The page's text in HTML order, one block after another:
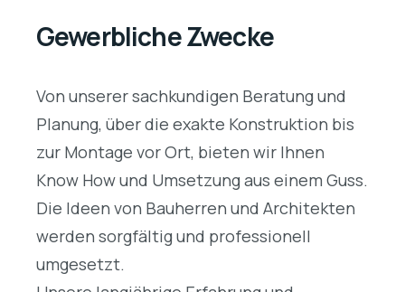
Gewerbliche Zwecke
Von unserer sachkundigen Beratung und
Planung, über die exakte Konstruktion bis
zur Montage vor Ort, bieten wir Ihnen
Know How und Umsetzung aus einem Guss.
Die Ideen von Bauherren und Architekten
werden sorgfältig und professionell
umgesetzt.